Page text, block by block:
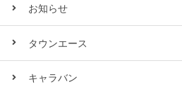
お知らせ
タウンエース
キャラバン